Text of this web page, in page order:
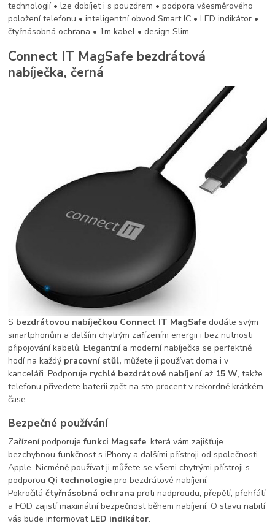
technologií • lze dobíjet i s pouzdrem • podpora všesměrového
položení telefonu • inteligentní obvod Smart IC • LED indikátor •
čtyřnásobná ochrana • 1m kabel • design Slim
Connect IT MagSafe bezdrátová
nabíječka, černá
S bezdrátovou nabíječkou Connect IT MagSafe dodáte svým
smartphonům a dalším chytrým zařízením energii i bez nutnosti
připojování kabelů. Elegantní a moderní nabíječka se perfektně
hodí na každý pracovní stůl, můžete ji používat doma i v
kanceláři. Podporuje rychlé bezdrátové nabíjeníaž 15 W, takže
telefonu přivedete baterii zpět na sto procent v rekordně krátkém
čase.
Bezpečné používání
Zařízení podporujefunkci Magsafe, která vám zajišťuje
bezchybnou funkčnost s iPhony a dalšími přístroji od společnosti
Apple. Nicméně používat ji můžete se všemi chytrými přístroji s
podporou Qi technologie pro bezdrátové nabíjení.
Pokročiláčtyřnásobná ochrana proti nadproudu, přepětí, přehřátí
a FOD zajistí maximální bezpečnost během nabíjení. O stavu nabití
vás bude informovat LED indikátor.